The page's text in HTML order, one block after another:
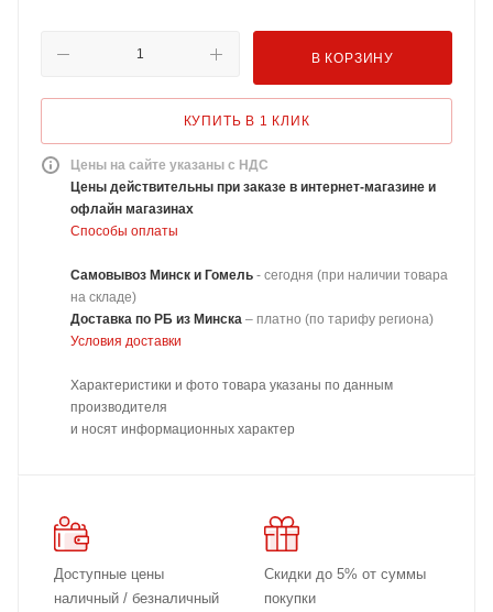
В КОРЗИНУ
КУПИТЬ В 1 КЛИК
Цены на сайте указаны с НДС
Цены действительны при заказе в интернет-магазине и
офлайн магазинах
Способы оплаты
Самовывоз Минск и Гомель - сегодня (при наличии товара
на складе)
Доставка по РБ из Минска – платно (по тарифу региона)
Условия доставки
Характеристики и фото товара указаны по данным
производителя
и носят информационных характер
Доступные цены
наличный / безналичный
Скидки до 5% от суммы
покупки